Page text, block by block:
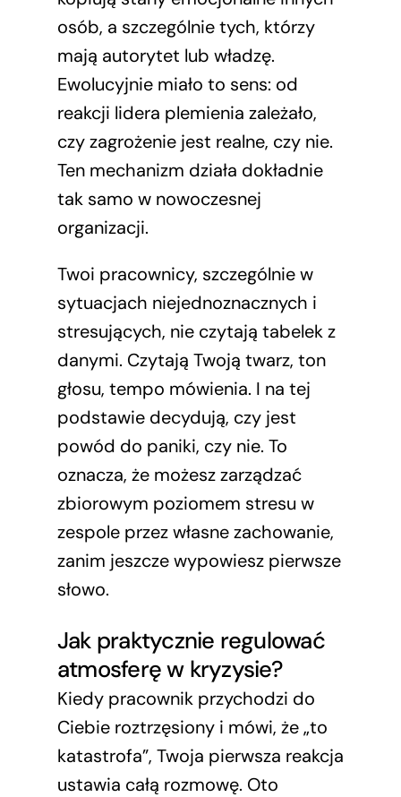
osób, a szczególnie tych, którzy
mają autorytet lub władzę.
Ewolucyjnie miało to sens: od
reakcji lidera plemienia zależało,
czy zagrożenie jest realne, czy nie.
Ten mechanizm działa dokładnie
tak samo w nowoczesnej
organizacji.
Twoi pracownicy, szczególnie w
sytuacjach niejednoznacznych i
stresujących, nie czytają tabelek z
danymi. Czytają Twoją twarz, ton
głosu, tempo mówienia. I na tej
podstawie decydują, czy jest
powód do paniki, czy nie. To
oznacza, że możesz zarządzać
zbiorowym poziomem stresu w
zespole przez własne zachowanie,
zanim jeszcze wypowiesz pierwsze
słowo.
Jak praktycznie regulować
atmosferę w kryzysie?
Kiedy pracownik przychodzi do
Ciebie roztrzęsiony i mówi, że „to
katastrofa”, Twoja pierwsza reakcja
ustawia całą rozmowę. Oto